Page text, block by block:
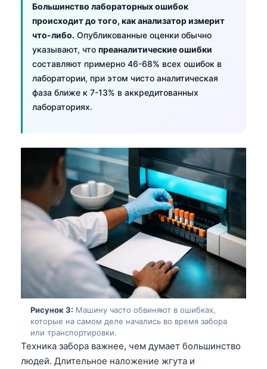
Большинство лабораторных ошибок
происходит до того, как анализатор измерит
что-либо. Опубликованные оценки обычно
указывают, что преаналитические ошибки
составляют примерно 46-68% всех ошибок в
лаборатории, при этом чисто аналитическая
фаза ближе к 7-13% в аккредитованных
лабораториях.
Рисунок 3: Машину часто обвиняют в ошибках,
которые на самом деле начались во время забора
или транспортировки.
Техника забора важнее, чем думает большинство
людей. Длительное наложение жгута и